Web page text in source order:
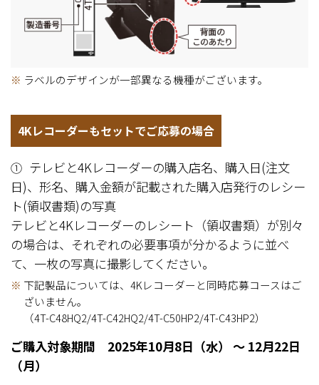
※ ラベルのデザインが一部異なる機種がございます。
4Kレコーダーもセットでご応募の場合
① テレビと4Kレコーダーの購入店名、購入日(注文
日)、形名、購入金額が記載された購入店発行のレシー
ト(領収書類)の写真
テレビと4Kレコーダーのレシート（領収書類）が別々
の場合は、それぞれの必要事項が分かるように並べ
て、一枚の写真に撮影してください。
※ 下記製品については、4Kレコーダーと同時応募コースはご
ざいません。
（4T-C48HQ2/4T-C42HQ2/4T-C50HP2/4T-C43HP2）
ご購入対象期間 2025年10月8日（水） ～ 12月22日
（月）